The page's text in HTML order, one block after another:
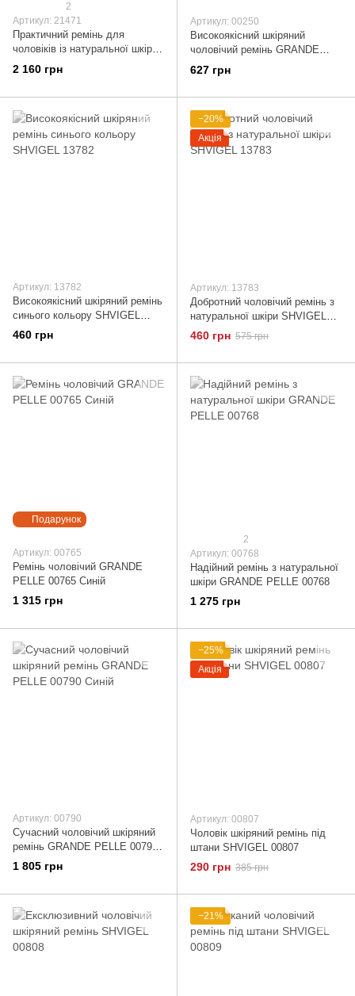
2
Артикул: 21471
Практичний ремінь для
чоловіків із натуральної шкіри
Grande Pelle 21471 Синій
2 160 грн
Артикул: 00250
Високоякісний шкіряний
чоловічий ремінь GRANDE
PELLE 00250
627 грн
Артикул: 13782
Високоякісний шкіряний ремінь
синього кольору SHVIGEL
13782
460 грн
−20%
Акція
Артикул: 13783
Добротний чоловічий ремінь з
натуральної шкіри SHVIGEL
13783
460 грн 575 грн
Подарунок
Артикул: 00765
Ремінь чоловічий GRANDE
PELLE 00765 Синій
1 315 грн
2
Артикул: 00768
Надійний ремінь з натуральної
шкіри GRANDE PELLE 00768
1 275 грн
Артикул: 00790
Сучасний чоловічий шкіряний
ремінь GRANDE PELLE 00790
Синій
1 805 грн
−25%
Акція
Артикул: 00807
Чоловік шкіряний ремінь під
штани SHVIGEL 00807
290 грн 385 грн
−21%